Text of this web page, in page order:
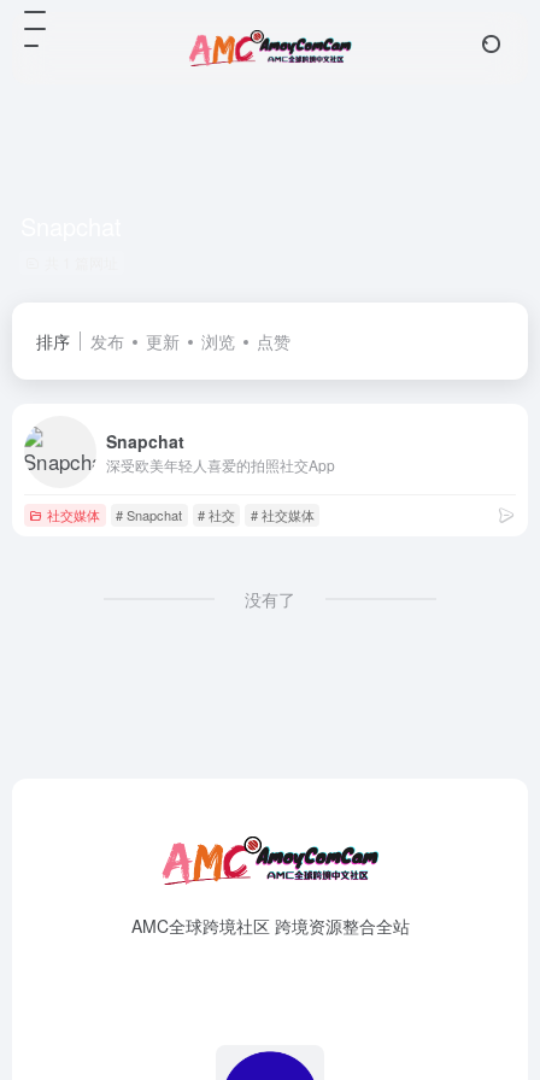
排序 发布 更新 浏览 点赞
Snapchat
深受欧美年轻人喜爱的拍照社交App
社交媒体 # Snapchat # 社交 # 社交媒体
没有了
AMC全球跨境社区 跨境资源整合全站